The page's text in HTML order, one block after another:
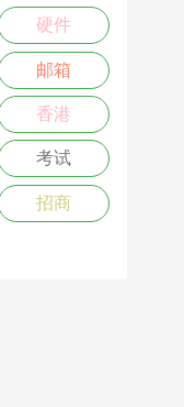
硬件
邮箱
香港
考试
招商